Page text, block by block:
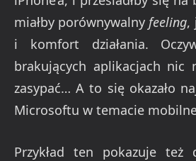
miałby porównywalnyfeeling,
i komfort działania.
brakujących aplikacjach nic
zasypać… A to się okazało
Microsoftu w temacie
Przykład ten pokazuje też